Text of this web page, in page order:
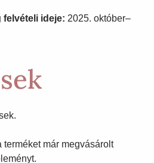
felvételi ideje: 2025. október–
már megvásárolt